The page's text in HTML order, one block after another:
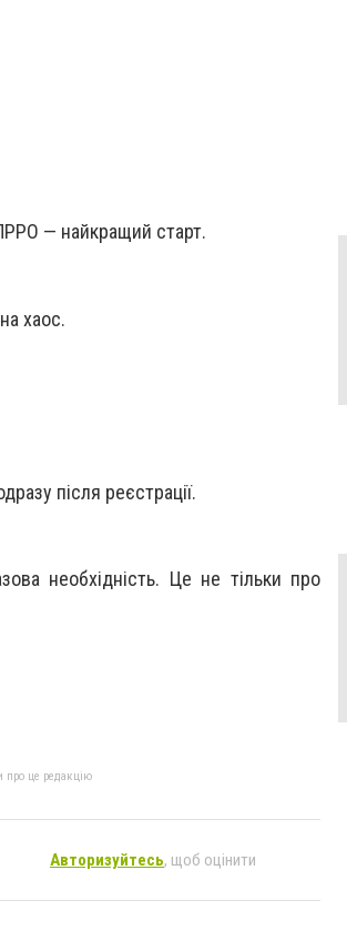
— найкращий старт.
хаос.
після реєстрації.
необхідність. Це не тільки про
про це редакцію
Авторизуйтесь, щоб оцінити